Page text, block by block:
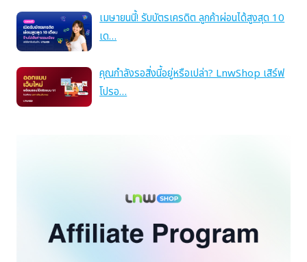
เมษายนนี้! รับบัตรเครดิต ลูกค้าผ่อนได้สูงสุด 10
เด…
คุณกำลังรอสิ่งนี้อยู่หรือเปล่า? LnwShop เสิร์ฟ
โปรอ…